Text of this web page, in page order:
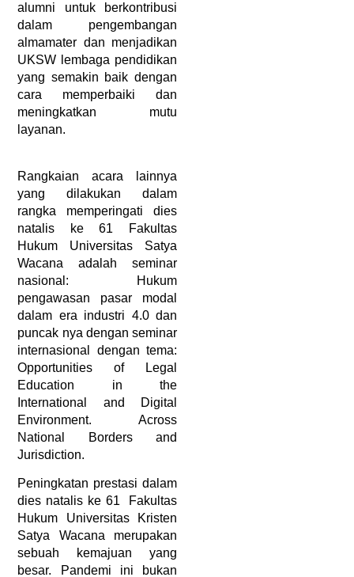
alumni untuk berkontribusi
dalam pengembangan
almamater dan menjadikan
UKSW lembaga pendidikan
yang semakin baik dengan
cara memperbaiki dan
meningkatkan mutu
layanan.
Rangkaian acara lainnya
yang dilakukan dalam
rangka memperingati dies
natalis ke 61 Fakultas
Hukum Universitas Satya
Wacana adalah seminar
nasional: Hukum
pengawasan pasar modal
dalam era industri 4.0 dan
puncak nya dengan seminar
internasional dengan tema:
Opportunities of Legal
Education in the
International and Digital
Environment. Across
National Borders and
Jurisdiction.
Peningkatan prestasi dalam
dies natalis ke 61  Fakultas
Hukum Universitas Kristen
Satya Wacana merupakan
sebuah kemajuan yang
besar. Pandemi ini bukan